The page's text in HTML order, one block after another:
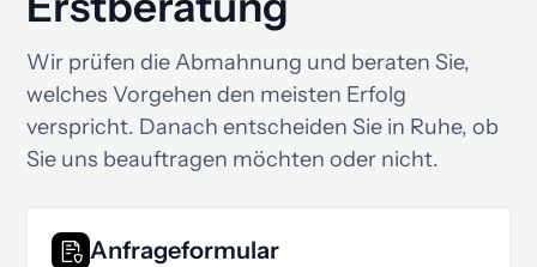
Wir prüfen die Abmahnung und beraten Sie,
welches Vorgehen den meisten Erfolg
verspricht. Danach entscheiden Sie in Ruhe, ob
Sie uns beauftragen möchten oder nicht.
Anfrageformular